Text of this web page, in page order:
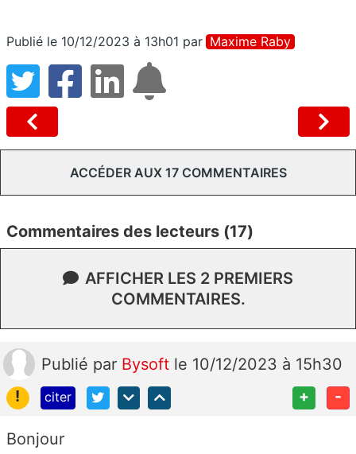
Publié le 10/12/2023 à 13h01 par Maxime Raby
ACCÉDER AUX 17 COMMENTAIRES
Commentaires des lecteurs (17)
AFFICHER LES 2 PREMIERS
COMMENTAIRES.
Publié par Bysoft le 10/12/2023 à 15h30
!
citer + -
Bonjour